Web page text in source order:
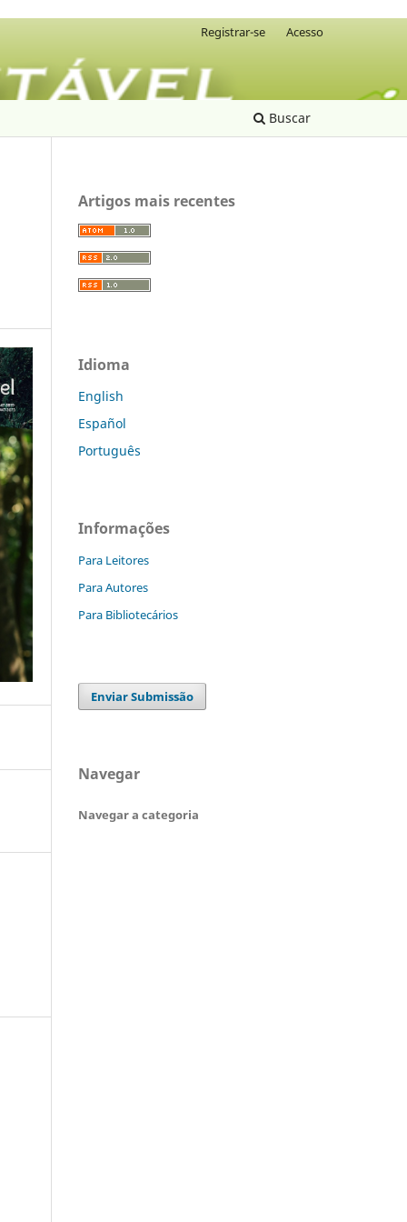
Buscar
Registrar-se Acesso
Artigos mais recentes
Idioma
English
Español
Português
Informações
Para Leitores
Para Autores
Para Bibliotecários
Enviar Submissão
Navegar
Navegar a categoria